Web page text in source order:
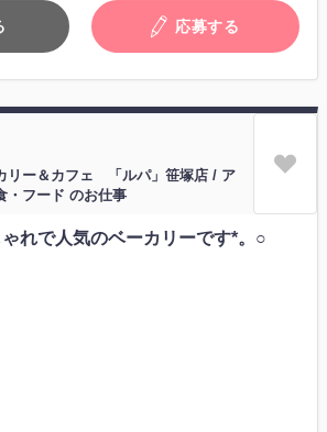
応募する
リー＆カフェ 「ルパ」笹塚店 / ア
・フード のお仕事
れで人気のベーカリーです*。○